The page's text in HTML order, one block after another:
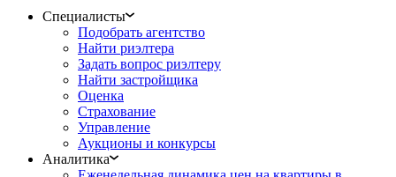
Специалисты
Подобрать агентство
Найти риэлтера
Задать вопрос риэлтеру
Найти застройщика
Оценка
Страхование
Управление
Аукционы и конкурсы
Аналитика